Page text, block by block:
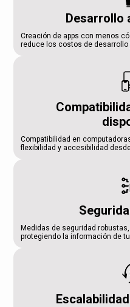
Desarrollo
Creación de apps con menos
reduce los costos de desarrollo
Compatibilidad en
flexibilidad y accesibilidad
Medidas de seguridad
protegiendo la información de tu